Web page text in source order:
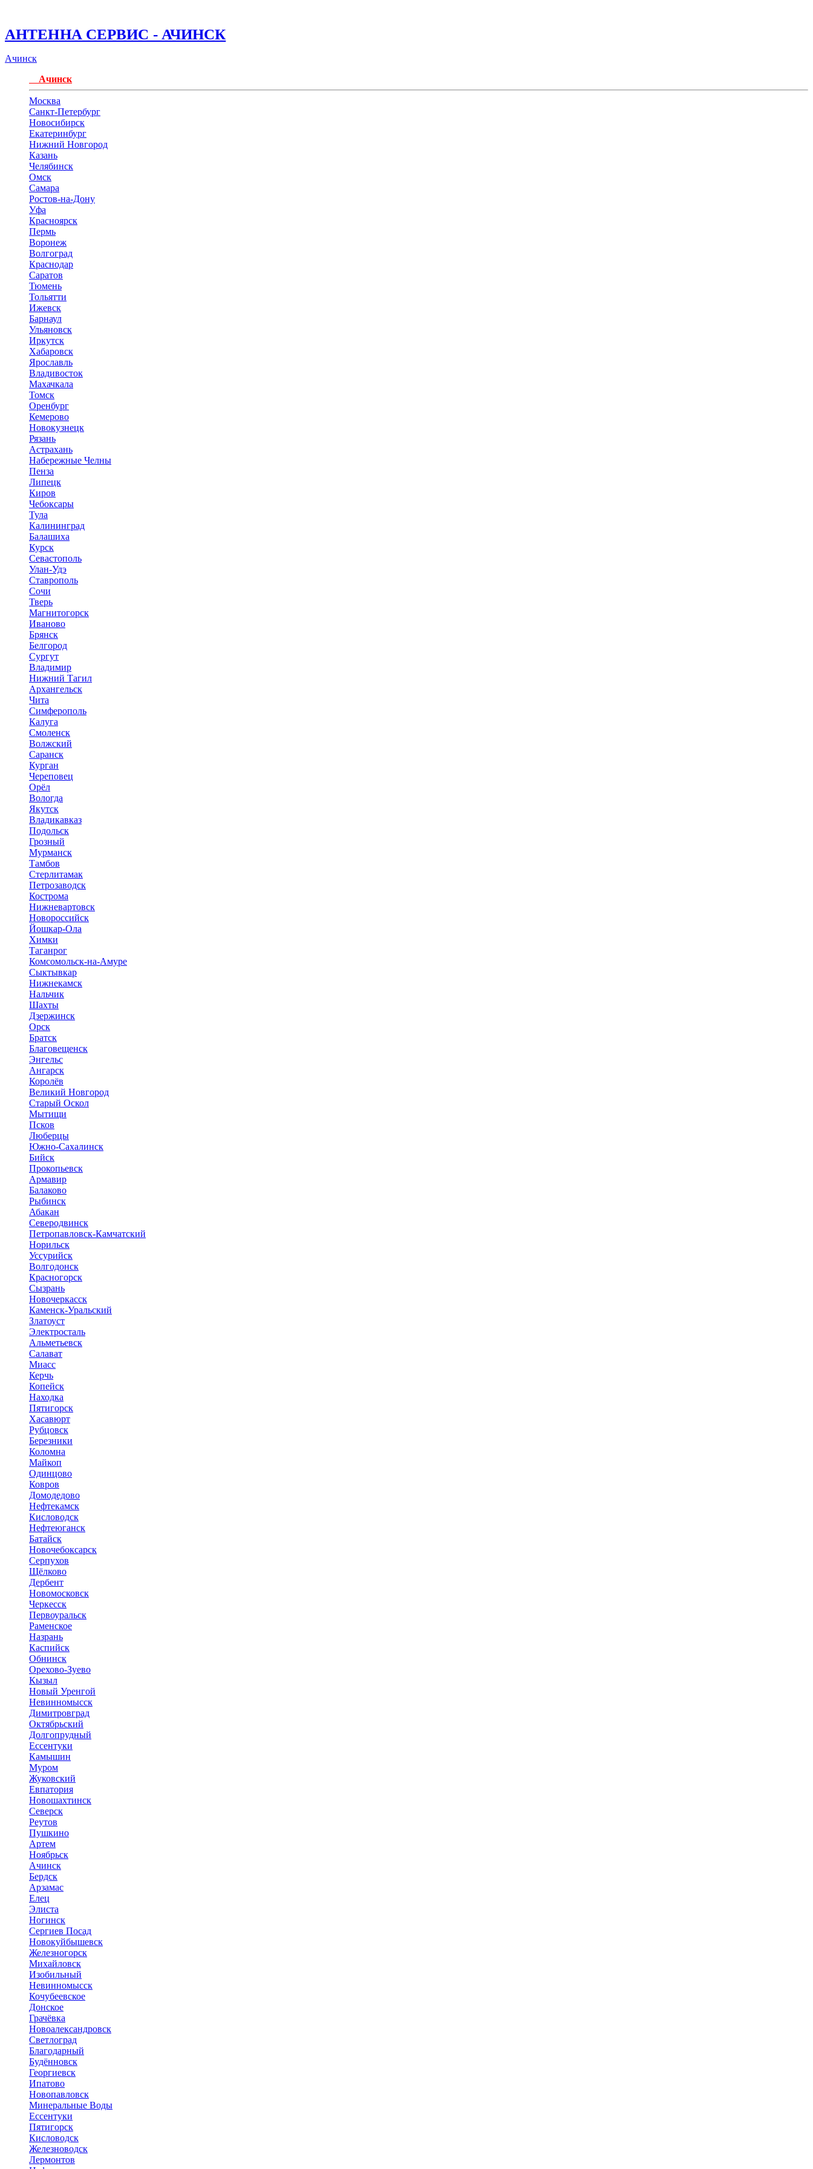
АНТЕННА СЕРВИС - АЧИНСК
Ачинск
Ачинск
Москва
Санкт-Петербург
Новосибирск
Екатеринбург
Нижний Новгород
Казань
Челябинск
Омск
Самара
Ростов-на-Дону
Уфа
Красноярск
Пермь
Воронеж
Волгоград
Краснодар
Саратов
Тюмень
Тольятти
Ижевск
Барнаул
Ульяновск
Иркутск
Хабаровск
Ярославль
Владивосток
Махачкала
Томск
Оренбург
Кемерово
Новокузнецк
Рязань
Астрахань
Набережные Челны
Пенза
Липецк
Киров
Чебоксары
Тула
Калининград
Балашиха
Курск
Севастополь
Улан-Удэ
Ставрополь
Сочи
Тверь
Магнитогорск
Иваново
Брянск
Белгород
Сургут
Владимир
Нижний Тагил
Архангельск
Чита
Симферополь
Калуга
Смоленск
Волжский
Саранск
Курган
Череповец
Орёл
Вологда
Якутск
Владикавказ
Подольск
Грозный
Мурманск
Тамбов
Стерлитамак
Петрозаводск
Кострома
Нижневартовск
Новороссийск
Йошкар-Ола
Химки
Таганрог
Комсомольск-на-Амуре
Сыктывкар
Нижнекамск
Нальчик
Шахты
Дзержинск
Орск
Братск
Благовещенск
Энгельс
Ангарск
Королёв
Великий Новгород
Старый Оскол
Мытищи
Псков
Люберцы
Южно-Сахалинск
Бийск
Прокопьевск
Армавир
Балаково
Рыбинск
Абакан
Северодвинск
Петропавловск-Камчатский
Норильск
Уссурийск
Волгодонск
Красногорск
Сызрань
Новочеркасск
Каменск-Уральский
Златоуст
Электросталь
Альметьевск
Салават
Миасс
Керчь
Копейск
Находка
Пятигорск
Хасавюрт
Рубцовск
Березники
Коломна
Майкоп
Одинцово
Ковров
Домодедово
Нефтекамск
Кисловодск
Нефтеюганск
Батайск
Новочебоксарск
Серпухов
Щёлково
Дербент
Новомосковск
Черкесск
Первоуральск
Раменское
Назрань
Каспийск
Обнинск
Орехово-Зуево
Кызыл
Новый Уренгой
Невинномысск
Димитровград
Октябрьский
Долгопрудный
Ессентуки
Камышин
Муром
Жуковский
Евпатория
Новошахтинск
Северск
Реутов
Пушкино
Артем
Ноябрьск
Ачинск
Бердск
Арзамас
Елец
Элиста
Ногинск
Сергиев Посад
Новокуйбышевск
Железногорск
Михайловск
Изобильный
Невинномысск
Кочубеевское
Донское
Грачёвка
Новоалександровск
Светлоград
Благодарный
Будённовск
Георгиевск
Ипатово
Новопавловск
Минеральные Воды
Ессентуки
Пятигорск
Кисловодск
Железноводск
Лермонтов